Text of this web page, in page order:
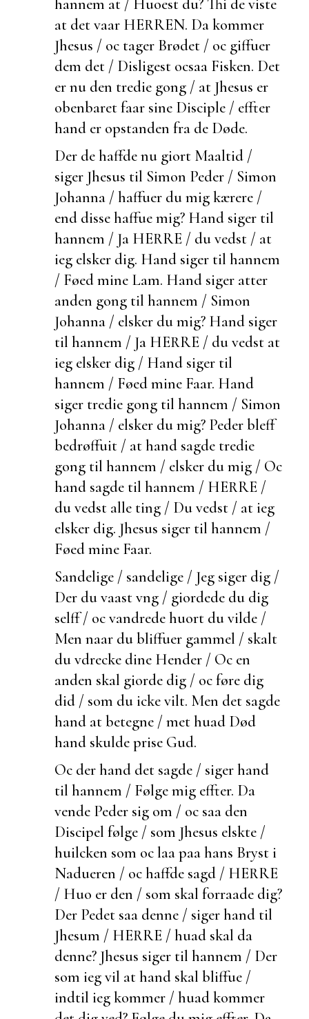
at det vaar HERREN. Da kommer
Jhesus / oc tager Brødet / oc giffuer
dem det / Disligest ocsaa Fisken. Det
er nu den tredie gong / at Jhesus er
obenbaret faar sine Disciple / effter
hand er opstanden fra de Døde.
Der de haffde nu giort Maaltid /
siger Jhesus til Simon Peder / Simon
Johanna / haffuer du mig kærere /
end disse haffue mig? Hand siger til
hannem / Ja HERRE / du vedst / at
ieg elsker dig. Hand siger til hannem
/ Føed mine Lam. Hand siger atter
anden gong til hannem / Simon
Johanna / elsker du mig? Hand siger
til hannem / Ja HERRE / du vedst at
ieg elsker dig / Hand siger til
hannem / Føed mine Faar. Hand
siger tredie gong til hannem / Simon
Johanna / elsker du mig? Peder bleff
bedrøffuit / at hand sagde tredie
gong til hannem / elsker du mig / Oc
hand sagde til hannem / HERRE /
du vedst alle ting / Du vedst / at ieg
elsker dig. Jhesus siger til hannem /
Føed mine Faar.
Sandelige / sandelige / Jeg siger dig /
Der duvaast vng / giordede du dig
selff / oc vandredehuort du vilde /
Men naar du bliffuer gammel / skalt
du vdrecke dine Hender / Oc en
anden skal giorde dig / oc føre dig
did / som du icke vilt. Men det sagde
hand at betegne / met huad Død
hand skulde prise Gud.
Oc der hand det sagde / siger hand
til hannem / Følge mig effter. Da
vende Peder sig om / oc saa den
Discipel følge / som Jhesus elskte /
huilcken som oc laa paa hans Bryst i
Nadueren / oc haffde sagd / HERRE
/ Huo er den / som skal forraade dig?
Der Pedet saa denne / siger hand til
Jhesum / HERRE / huad skal da
denne? Jhesus siger til hannem / Der
som ieg vil at hand skal bliffue /
indtil ieg kommer / huad kommer